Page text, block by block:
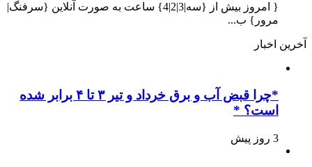
{ امروز بیش از {سه|3|2|4} ساعت به صورت آنلاین {سرفنگ|
مرور} ب...
آخرین اخبار
*چرا قبض آب و برق خرداد و تیر ۳ تا ۴ برابر شده
است؟ *
3 روز پیش